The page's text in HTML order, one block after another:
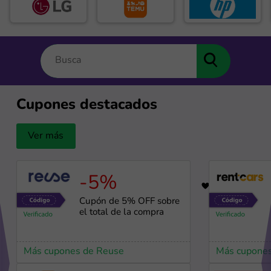
Cupones destacados
Ver más
-5%
Cupón de 5% OFF sobre
el total de la compra
Más cupones de Reuse Más